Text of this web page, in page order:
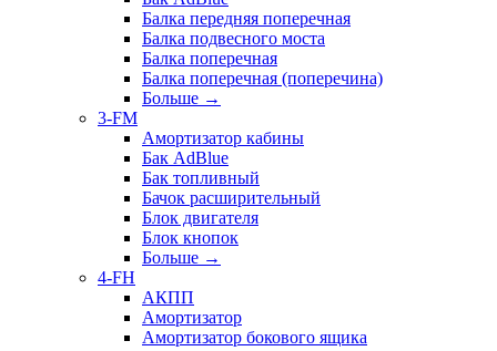
Балка передняя поперечная
Балка подвесного моста
Балка поперечная
Балка поперечная (поперечина)
Больше →
3-FM
Амортизатор кабины
Бак AdBlue
Бак топливный
Бачок расширительный
Блок двигателя
Блок кнопок
Больше →
4-FH
АКПП
Амортизатор
Амортизатор бокового ящика